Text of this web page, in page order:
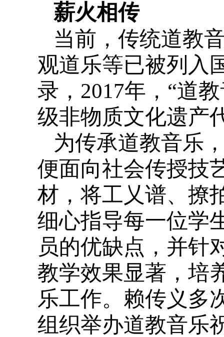
薪火相传
当前，传统道教
观道乐等已被列入
录，2017年，“道
级非物质文化遗产
为传承道教音乐
便面向社会传授技
材，将工乂谱、撩
细心指导每一位学
员的优缺点，并针
教学效果显著，培
乐工作。赖传义多
组织举办道教音乐